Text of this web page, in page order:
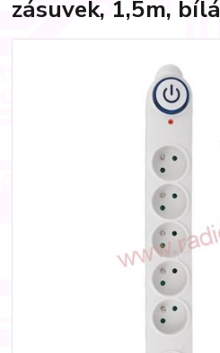
zásuvek, 1,5m, bílá